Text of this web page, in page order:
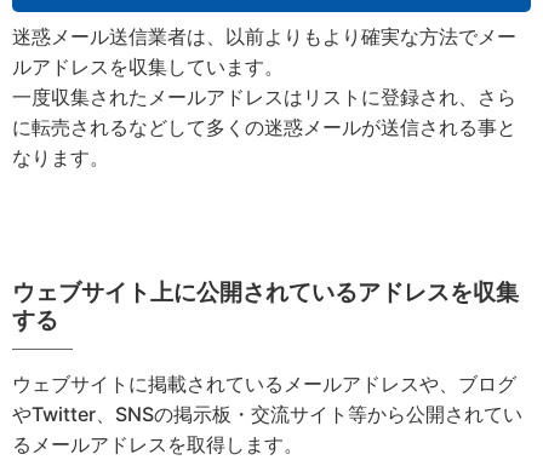
迷惑メール送信業者は、以前よりもより確実な方法でメー
ルアドレスを収集しています。
一度収集されたメールアドレスはリストに登録され、さら
に転売されるなどして多くの迷惑メールが送信される事と
なります。
ウェブサイト上に公開されているアドレスを収集
する
ウェブサイトに掲載されているメールアドレスや、ブログ
やTwitter、SNSの掲示板・交流サイト等から公開されてい
るメールアドレスを取得します。